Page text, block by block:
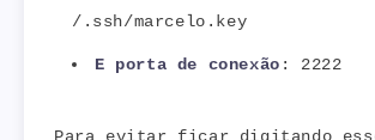
/.ssh/marcelo.key
E porta de conexão : 2222